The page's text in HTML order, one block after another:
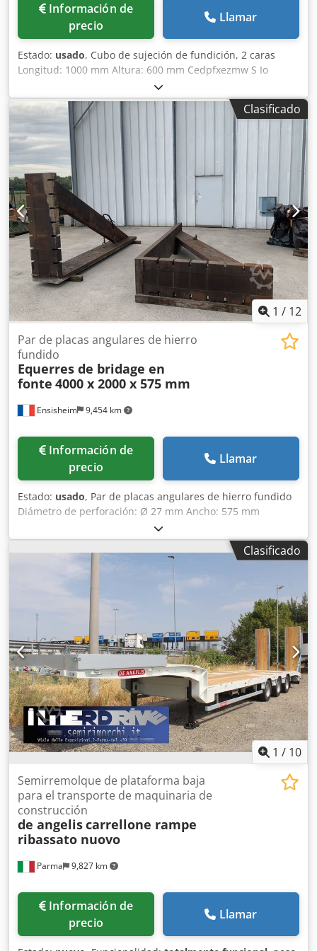
Información de
precio
Llamar
Estado: usado, Cubo de sujeción de fundición, 2 caras
Longitud: 1000 mm Altura: 600 mm Cedpfxezmw S Io
Ahkerf Profundidad: 800 mm Dimensiones de ranuras en
T: 38 x 22 mm Peso: aprox. 600 kg
Clasificado
1 / 12
Ensisheim 9,454 km
Par de placas angulares de hierro
fundido
Equerres de bridage en
fonte 4000 x 2000 x 575 mm
Información de
precio
Llamar
Estado: usado, Par de placas angulares de hierro fundido
Diámetro de perforación: Ø 27 mm Ancho: 575 mm
Profundidad: 2000 mm Altura total: 4000 mm Peso
unitario: aprox. 6 toneladas Cjdpfx Aozmw Nashkerf
Clasificado
1 / 10
Parma 9,827 km
Semirremolque de plataforma baja
para el transporte de maquinaria de
construcción
de angeliscarrellone rampe
ribassato nuovo
Información de
precio
Llamar